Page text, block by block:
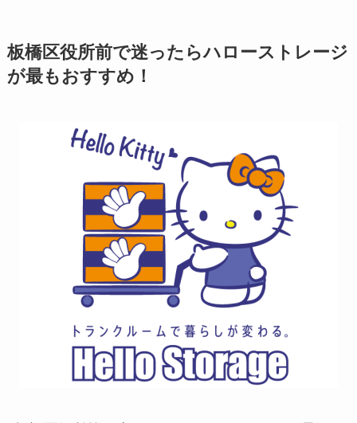
板橋区役所前で迷ったらハローストレージ
が最もおすすめ！